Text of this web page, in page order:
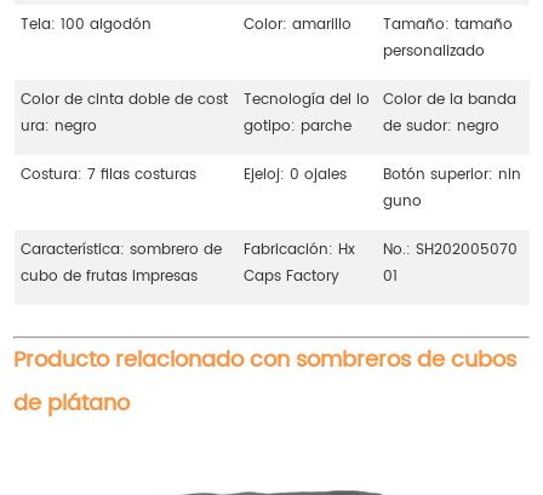
Tela: 100 algodón Color: amarillo
Tamaño: tamaño
personalizado
Color de cinta doble de cost
ura: negro
Tecnología del lo
gotipo: parche
Color de la banda
de sudor: negro
Costura: 7 filas costuras Ejeloj: 0 ojales
Botón superior: nin
guno
Característica: sombrero de
cubo de frutas impresas
Fabricación: Hx
Caps Factory
No.: SH202005070
01
Producto relacionado con sombreros de cubos
de plátano